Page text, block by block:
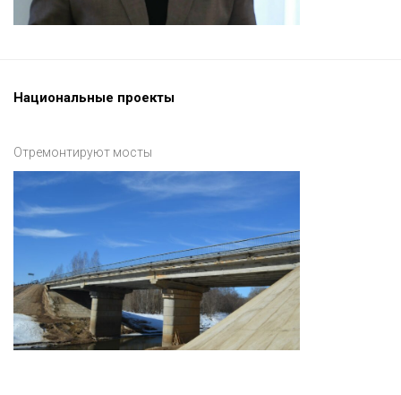
Национальные проекты
Отремонтируют мосты